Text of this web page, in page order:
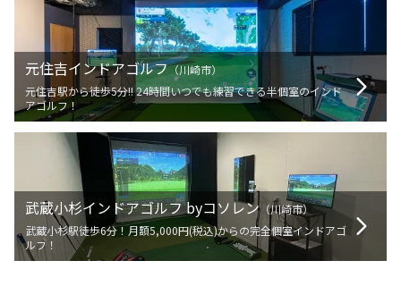
元住吉インドアゴルフ（川崎市）
元住吉駅から徒歩5分!! 24時間いつでも練習できる半個室のインド
アゴルフ！
武蔵小杉インドアゴルフ byコソレン（川崎市）
武蔵小杉駅徒歩6分！月額5,000円(税込)からの完全個室インドアゴ
ルフ！